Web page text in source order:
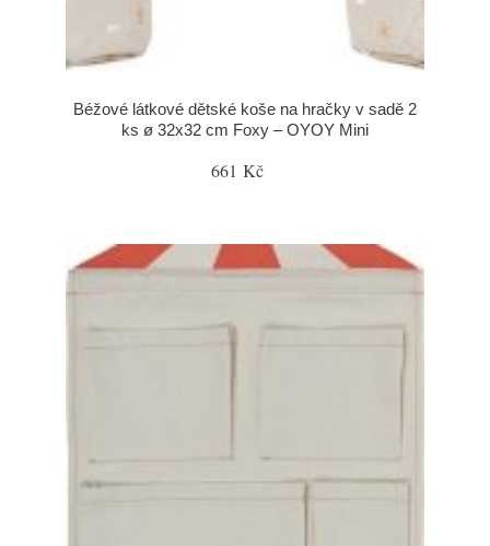
Béžové látkové dětské koše na hračky v sadě 2
ks ø 32x32 cm Foxy – OYOY Mini
661 Kč